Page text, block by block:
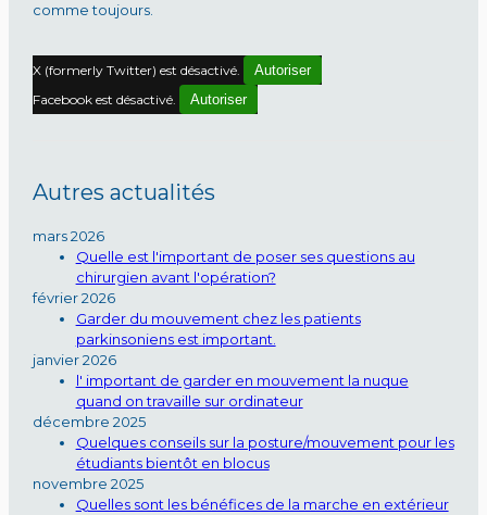
comme toujours.
X (formerly Twitter) est désactivé.
Autoriser
Facebook est désactivé.
Autoriser
Autres actualités
mars 2026
Quelle est l'important de poser ses questions au
chirurgien avant l'opération?
février 2026
Garder du mouvement chez les patients
parkinsoniens est important.
janvier 2026
l' important de garder en mouvement la nuque
quand on travaille sur ordinateur
décembre 2025
Quelques conseils sur la posture/mouvement pour les
étudiants bientôt en blocus
novembre 2025
Quelles sont les bénéfices de la marche en extérieur